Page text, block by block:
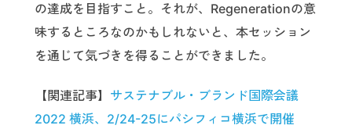
の達成を目指すこと。それが、Regenerationの意
味するところなのかもしれないと、本セッション
を通じて気づきを得ることができました。
【関連記事】 サステナブル・ブランド国際会議
2022 横浜、2/24-25にパシフィコ横浜で開催